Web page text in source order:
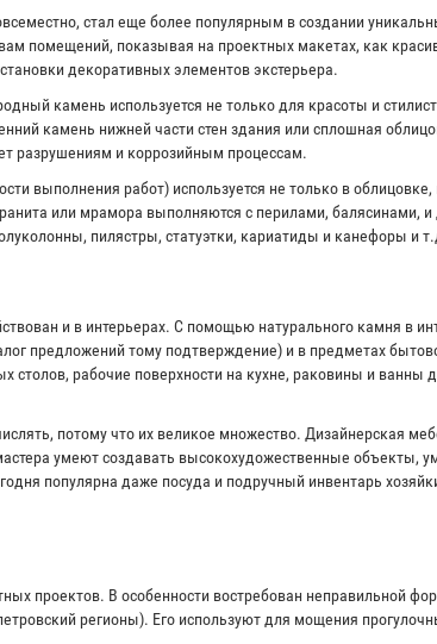
стал еще более популярным в создании
помещений, показывая на проектных макетах, как
декоративных элементов экстерьера.
камень используется не только для красоты и
камень нижней части стен здания или сплошная
разрушениям и коррозийным процессам.
выполнения работ) используется не только в
или мрамора выполняются с перилами, балясинами,
пилястры, статуэтки, кариатиды и канефоры и
и в интерьерах. С помощью натурального камня в
предложений тому подтверждение) и в предметах
рабочие поверхности на кухне, раковины и ванны
потому что их великое множество. Дизайнерская
умеют создавать высокохудожественные объекты,
популярна даже посуда и подручный инвентарь
проектов. В особенности востребован неправильной
регионы). Его используют для мощения